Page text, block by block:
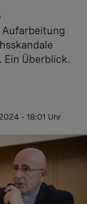
Ein Überblick.
- 18:01 Uhr